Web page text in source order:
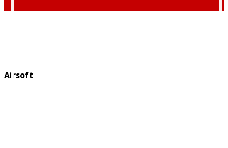
Airsoft